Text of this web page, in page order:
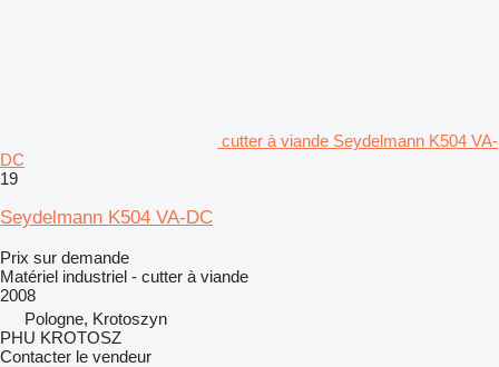
cutter à viande Seydelmann K504 VA-
DC
19
Seydelmann K504 VA-DC
Prix sur demande
Matériel industriel - cutter à viande
2008
Pologne, Krotoszyn
PHU KROTOSZ
Contacter le vendeur